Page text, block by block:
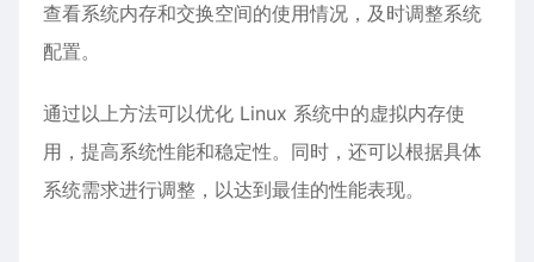
查看系统内存和交换空间的使用情况，及时调整系统
配置。
通过以上方法可以优化 Linux 系统中的虚拟内存使
用，提高系统性能和稳定性。同时，还可以根据具体
系统需求进行调整，以达到最佳的性能表现。